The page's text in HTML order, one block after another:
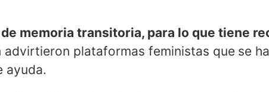
memoria transitoria, para lo que tiene
advirtieron plataformas feministas que se
ayuda.